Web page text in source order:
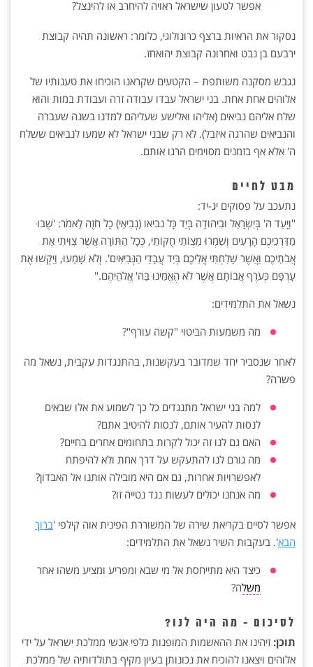
אפשר לטעון שישראל ראויה להיחרב או להינצל?
נסקור את הראיות ברצף כרונולוגי, כלומר: ראשונה תהיה קבוצת
ירבעם בן נבט ואחרונה קבוצת יהואחז.
נגבש מסקנה משותפת – הקטעים שקראנו הוכיחו את טענותיו של
אלוהים אחת אחת. בני ישראל עבדו עבודה זרה ועבודת במות והוא
שלח אליהם נביאים (אליהו ואלישע שעליהם למדנו בשנה שעברה
והנביאים שהרגה איזבל). לא רק שבני ישראל לא שמעו לנביאים ששלח
ה' אלא אף בזמנים מסוימים הרגו אותם.
מבט לחיים
נתעכב על פסוקים יג-יד:
"וַיָּעַד ה' בְּיִשְׂרָאֵל וּבִיהוּדָה בְּיַד כָּל נביאו (נְבִיאֵי) כָל חֹזֶה לֵאמֹר: 'שֻׁבוּ
מִדַּרְכֵיכֶם הָרָעִים וְשִׁמְרוּ מִצְוֺתַי חֻקּוֹתַי, כְּכָל הַתּוֹרָה אֲשֶׁר צִוִּיתִי אֶת
אֲבֹתֵיכֶם וַאֲשֶׁר שָׁלַחְתִּי אֲלֵיכֶם בְּיַד עֲבָדַי הַנְּבִיאִים'. וְלֹא שָׁמֵעוּ, וַיַּקְשׁוּ אֶת
עָרְפָּם כְּעֹרֶף אֲבוֹתָם אֲשֶׁר לֹא הֶאֱמִינוּ בַּה' אֱלֹהֵיהֶם."
נשאל את התלמידים:
מה משמעות הביטוי "קשה עורף"?
לאחר שנסביר יחד שמדובר בעקשנות, בהתנגדות עקבית, נשאל מה
פשרה?
למה בני ישראל מתנגדים כל כך לשמוע את אלו שבאים
לנסות להעיר אותם, לנסות להיטיב אתם?
האם גם לנו זה יכול לקרות בתחומים אחרים בחיים?
מה גורם לנו להתעקש על דרך אחת ולא להיפתח
לאפשרויות אחרות, גם אם היא מובילה אותנו אל האבדון?
מה אנחנו יכולים לעשות נגד נטייה זו?
אפשר לסיים בקריאת שירה של המשוררת הפינית אוה קילפי 'ברוך
הבא'. בעקבות השיר נשאל את התלמידים:
כיצד היא מתייחסת אל מי שבא ומפריע ומציע משהו אחר
משלה?
לסיכום - מה היה לנו?
תוכן: זיהינו את ההאשמות המופנות כלפי אנשי ממלכת ישראל על ידי
אלוהים ויצאנו להוכיח את נכונותן בעיון מקיף בתולדותיה של ממלכת